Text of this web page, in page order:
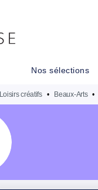
Nos sélections
Loisirs créatifs • Beaux-Arts •